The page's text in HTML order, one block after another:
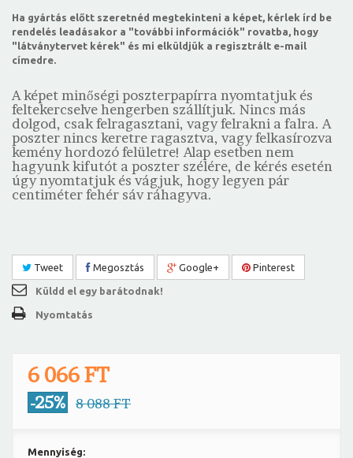
Ha gyártás előtt szeretnéd megtekinteni a képet, kérlek írd be
rendelés leadásakor a "további információk" rovatba, hogy
"látványtervet kérek" és mi elküldjük a regisztrált e-mail
címedre.
A képet minőségi poszterpapírra nyomtatjuk és
feltekercselve hengerben szállítjuk. Nincs más
dolgod, csak felragasztani, vagy felrakni a falra. A
poszter nincs keretre ragasztva, vagy felkasírozva
kemény hordozó felületre! Alap esetben nem
hagyunk kifutót a poszter szélére, de kérés esetén
úgy nyomtatjuk és vágjuk, hogy legyen pár
centiméter fehér sáv ráhagyva.
Tweet Megosztás Google+ Pinterest
Küldd el egy barátodnak!
Nyomtatás
6 066 FT
-25% 8 088 FT
Mennyiség: